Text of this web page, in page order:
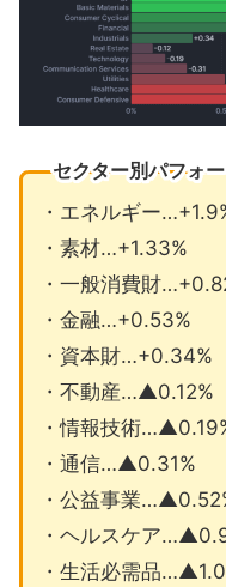
セクター別パフォ
・エネルギー
・素材…+1.33%
・一般消費財
・金融…+0.53%
・資本財…+0.34%
・不動産…▲0.12%
・情報技術
・通信…▲0.31%
・公益事業
・ヘルスケア
・生活必需品